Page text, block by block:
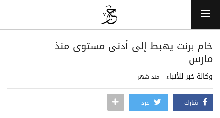
خام برنت يهبط إلى أدنى مستوى منذ
مارس
وكالة خبر للأنباء منذ شهر
شارك غرد